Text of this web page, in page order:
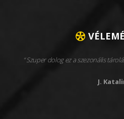
Szuper dolog ez a szezonális
J.